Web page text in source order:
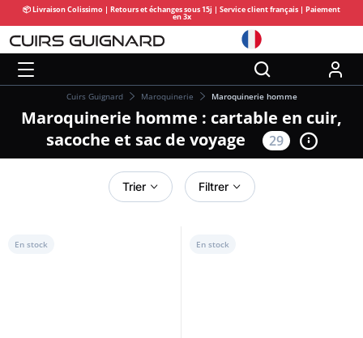
📦 Livraison Colissimo | Retours et échanges sous 15j | Service client français | Paiement
en 3x
Cuirs Guignard Maroquinerie Maroquinerie homme
Maroquinerie homme : cartable en cuir,
sacoche et sac de voyage
29
Trier Filtrer
En stock En stock